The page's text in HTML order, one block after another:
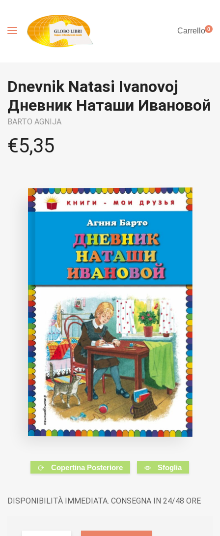
Carrello0
Dnevnik Natasi Ivanovoj
Дневник Наташи Ивановой
BARTO AGNIJA
€5,35
Copertina Posteriore Sfoglia
DISPONIBILITÀ IMMEDIATA. CONSEGNA IN 24/48 ORE